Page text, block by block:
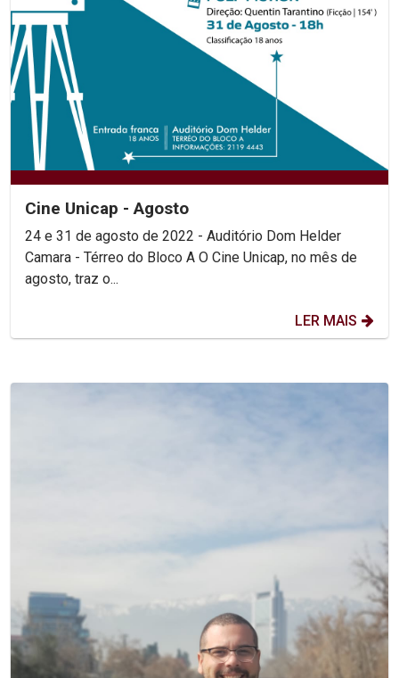
Cine Unicap - Agosto
24 e 31 de agosto de 2022 - Auditório Dom Helder
Camara - Térreo do Bloco A O Cine Unicap, no mês de
agosto, traz o...
LER MAIS